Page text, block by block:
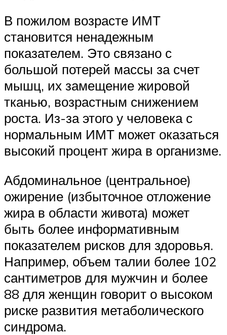
В пожилом возрасте ИМТ
становится ненадежным
показателем. Это связано с
большой потерей массы за счет
мышц, их замещение жировой
тканью, возрастным снижением
роста. Из-за этого у человека с
нормальным ИМТ может оказаться
высокий процент жира в организме.
Абдоминальное (центральное)
ожирение (избыточное отложение
жира в области живота) может
быть более информативным
показателем рисков для здоровья.
Например, объем талии более 102
сантиметров для мужчин и более
88 для женщин говорит о высоком
риске развития метаболического
синдрома.